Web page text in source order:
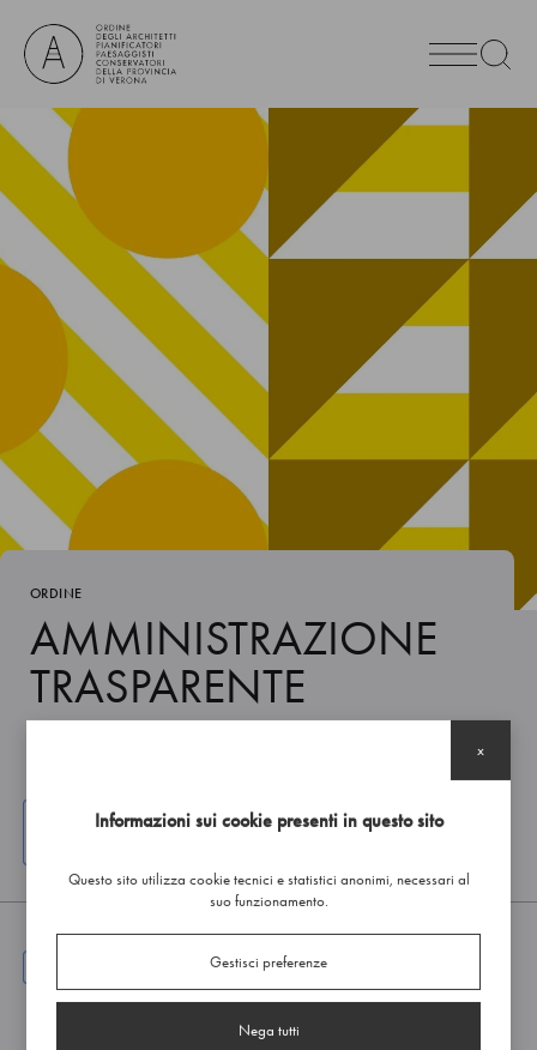
ORDINE
AMMINISTRAZIONE
TRASPARENTE
ACCEDI AI VERBALI DEL CONSIGLIO
AMMINISTRAZIONE TRASPARENTE 006 PERFORMANCE
Informazioni sui cookie presenti in questo sito
Questo sito utilizza cookie tecnici e statistici anonimi, necessari al
suo funzionamento.
Gestisci preferenze
Nega tutti
x